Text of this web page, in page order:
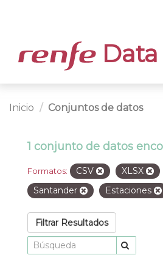
Data
Inicio Conjuntos de datos
1 conjunto de datos
Formatos: CSV XLSX
Santander Estaciones
Filtrar Resultados